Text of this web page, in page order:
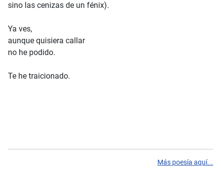
sino las cenizas de un fénix).
Ya ves,
aunque quisiera callar
no he podido.
Te he traicionado.
Más poesía aquí...